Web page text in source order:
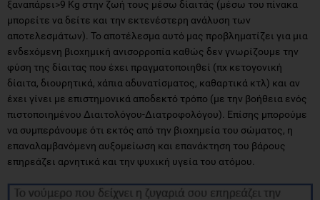
ξαναπάρει>9 Kg στην ζωή τους μέσω δίαιτάς (μέσω του πίνακα
μπορείτε να δείτε και την εκτενέστερη ανάλυση των
αποτελεσμάτων). Το αποτέλεσμα αυτό μας προβληματίζει για μια
ενδεχόμενη βιοχημική ανισορροπία καθώς δεν γνωρίζουμε την
φύση της δίαιτας που έχει πραγματοποιηθεί (πχ κετογονική
δίαιτα, διουρητικά, χάπια αδυνατίσματος, καθαρτικά κτλ) και αν
έχει γίνει με επιστημονικά αποδεκτό τρόπο (με την βοήθεια ενός
πιστοποιημένου Διαιτολόγου-Διατροφολόγου). Επίσης μπορούμε
να συμπεράνουμε ότι εκτός από την βιοχημεία του σώματος, η
επαναλαμβανόμενη αυξομείωση και επανάκτηση του βάρους
επηρεάζει αρνητικά και την ψυχική υγεία του ατόμου.